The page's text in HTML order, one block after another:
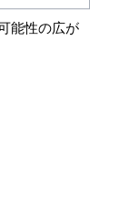
能性の広が